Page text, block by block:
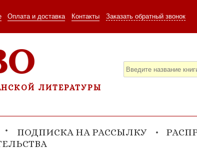
Оплата и доставка Контакты Заказать обратный звонок
ЛИТЕРАТУРЫ
ПОДПИСКА НА РАССЫЛКУ